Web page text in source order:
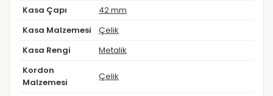
Kasa Çapı 42 mm
Kasa Malzemesi Çelik
Kasa Rengi Metalik
Kordon
Malzemesi
Çelik